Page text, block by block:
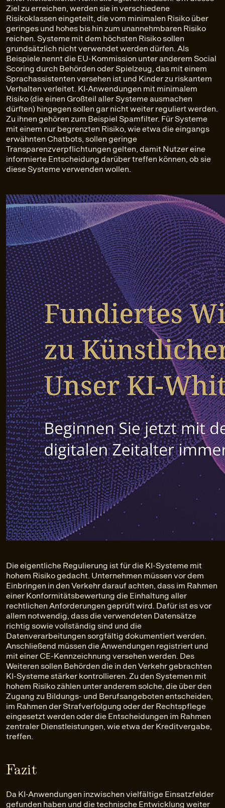
Ziel zu erreichen, werden sie in verschiedene
Risikoklassen eingeteilt, die vom minimalen Risiko über
geringes und hohes bis hin zum unannehmbaren Risiko
reichen. Systeme mit dem höchsten Risiko sollen
grundsätzlich nicht verwendet werden dürfen. Als
Beispiele nennt die EU-Kommission unter anderem Social
Scoring durch Behörden oder Spielzeug, das mit einem
Sprachassistenten versehen ist und Kinder zu riskantem
Verhalten verleitet. KI-Anwendungen mit minimalem
Risiko (die einen Großteil aller Systeme ausmachen
dürften) hingegen sollen gar nicht weiter reguliert werden.
Zu ihnen gehören zum Beispiel Spamfilter. Für Systeme
mit einem nur begrenzten Risiko, wie etwa die eingangs
erwähnten Chatbots, sollen geringe
Transparenzverpflichtungen gelten, damit Nutzer eine
informierte Entscheidung darüber treffen können, ob sie
diese Systeme verwenden wollen.
Die eigentliche Regulierung ist für die KI-Systeme mit
hohem Risiko gedacht. Unternehmen müssen vor dem
Einbringen in den Verkehr darauf achten, dass im Rahmen
einer Konformitätsbewertung die Einhaltung aller
rechtlichen Anforderungen geprüft wird. Dafür ist es vor
allem notwendig, dass die verwendeten Datensätze
richtig sowie vollständig sind und die
Datenverarbeitungen sorgfältig dokumentiert werden.
Anschließend müssen die Anwendungen registriert und
mit einer CE-Kennzeichnung versehen werden. Des
Weiteren sollen Behörden die in den Verkehr gebrachten
KI-Systeme stärker kontrollieren. Zu den Systemen mit
hohem Risiko zählen unter anderem solche, die über den
Zugang zu Bildungs- und Berufsangeboten entscheiden,
im Rahmen der Strafverfolgung oder der Rechtspflege
eingesetzt werden oder die Entscheidungen im Rahmen
zentraler Dienstleistungen, wie etwa der Kreditvergabe,
treffen.
Fazit
Da KI-Anwendungen inzwischen vielfältige Einsatzfelder
gefunden haben und die technische Entwicklung weiter